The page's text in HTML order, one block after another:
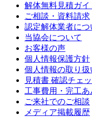
解体無料見積ガ
ご相談・資料請求
認定解体業者につ
当協会について
お客様の声
個人情報保護方針
個人情報の取り扱
見積書 確認チェ
工事費用・完工
ご来社でのご相談
メディア掲載履歴